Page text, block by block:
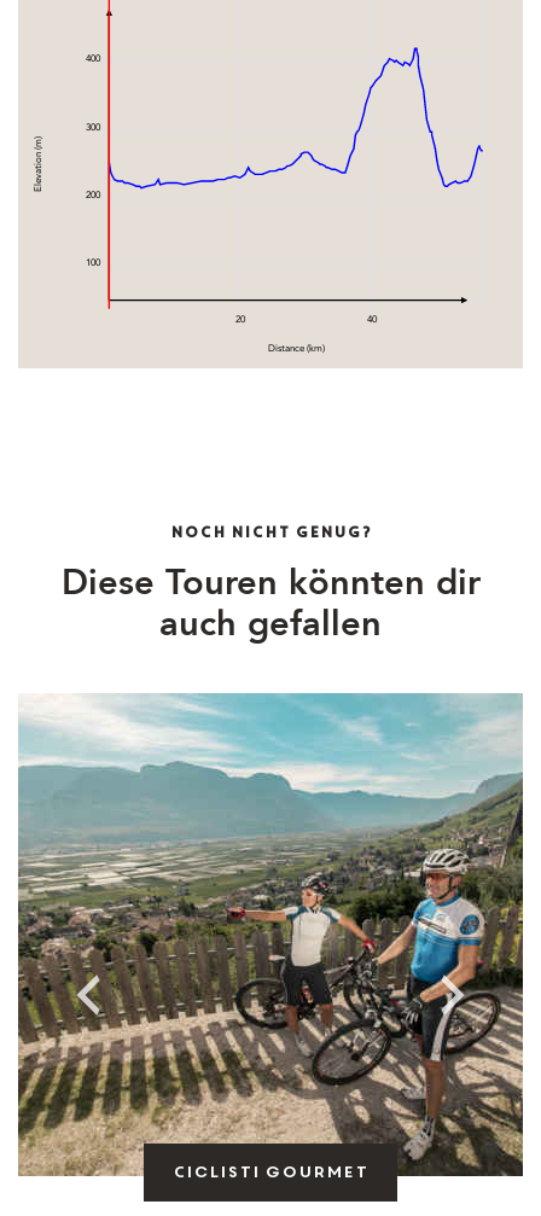
100
200
300
400
20 40
Distance (km)
Elevation (m)
NOCH NICHT GENUG?
Diese Touren könnten dir
auch gefallen
Ciclisti gourmet